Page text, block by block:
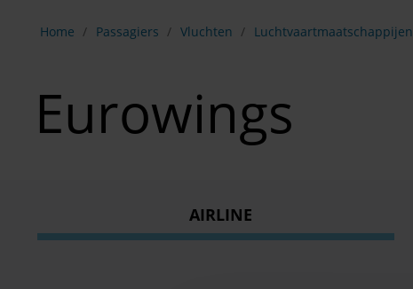
Home Passagiers Vluchten Luchtvaartmaatschappijen
Eurowings
AIRLINE